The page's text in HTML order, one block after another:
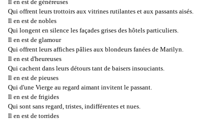
Il en est de généreuses
Qui offrent leurs trottoirs aux vitrines rutilantes et aux passants aisés.
Il en est de nobles
Qui longent en silence les façades grises des hôtels particuliers.
Il en est de glamour
Qui offrent leurs affiches pâlies aux blondeurs fanées de Marilyn.
Il en est d'heureuses
Qui cachent dans leurs détours tant de baisers insouciants.
Il en est de pieuses
Qui d'une Vierge au regard aimant invitent le passant.
Il en est de frigides
Qui sont sans regard, tristes, indifférentes et nues.
Il en est de torrides